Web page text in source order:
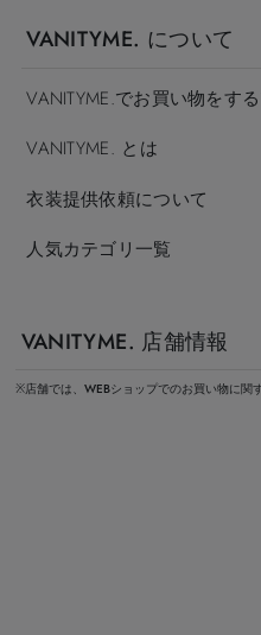
VANITYME. について
VANITYME.でお買い物をす
VANITYME. とは
衣装提供依頼について
人気カテゴリ一覧
VANITYME. 店舗情報
※店舗では、WEBショップでのお買い物に関